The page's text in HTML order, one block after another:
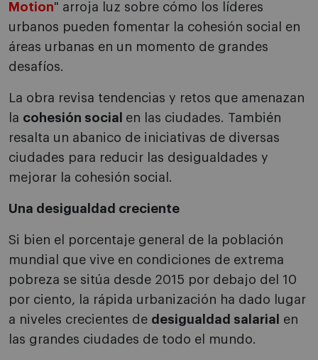
Motion" arroja luz sobre cómo los líderes
urbanos pueden fomentar la cohesión social en
áreas urbanas en un momento de grandes
desafíos.
La obra revisa tendencias y retos que amenazan
la cohesión social en las ciudades. También
resalta un abanico de iniciativas de diversas
ciudades para reducir las desigualdades y
mejorar la cohesión social.
Una desigualdad creciente
Si bien el porcentaje general de la población
mundial que vive en condiciones de extrema
pobreza se sitúa desde 2015 por debajo del 10
por ciento, la rápida urbanización ha dado lugar
a niveles crecientes de desigualdad salarial
en
las grandes ciudades de todo el mundo.